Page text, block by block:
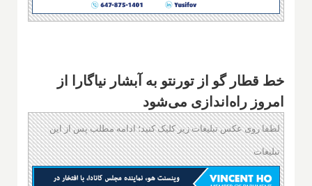
خط قطار گو از تورنتو به آبشار نیاگارا از
امروز راه‌اندازی می‌شود
لطفا روی عکس تبلیغات زیر کلیک کنید؛ ادامه مطلب پس از این
تبلیغات